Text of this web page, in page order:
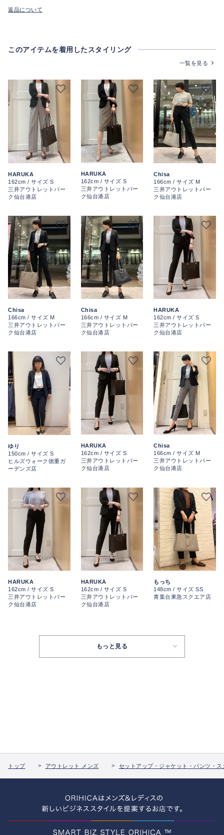
返品について
このアイテムを着用したスタイリング
一覧を見る
HARUKA
162cm / サイズ S
三井アウトレットパー
ク仙台港店
HARUKA
162cm / サイズ S
三井アウトレットパー
ク仙台港店
Chisa
166cm / サイズ M
三井アウトレットパー
ク仙台港店
Chisa
166cm / サイズ M
三井アウトレットパー
ク仙台港店
Chisa
166cm / サイズ M
三井アウトレットパー
ク仙台港店
HARUKA
162cm / サイズ S
三井アウトレットパー
ク仙台港店
ゆり
150cm / サイズ S
ヒルズウォーク徳重ガ
ーデンズ店
HARUKA
162cm / サイズ S
三井アウトレットパー
ク仙台港店
Chisa
166cm / サイズ M
三井アウトレットパー
ク仙台港店
HARUKA
162cm / サイズ S
三井アウトレットパー
ク仙台港店
HARUKA
162cm / サイズ S
三井アウトレットパー
ク仙台港店
もっち
148cm / サイズ SS
青葉台東急スクエア店
もっと見る
トップ アウトレット メンズ セットアップ・ジャケット・パンツ・ス